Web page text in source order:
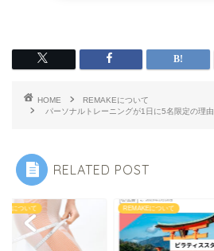
HOME
REMAKEについて
パーソナルトレーニングが1日に5名限定の理由
RELATED POST
について REMAKEについて